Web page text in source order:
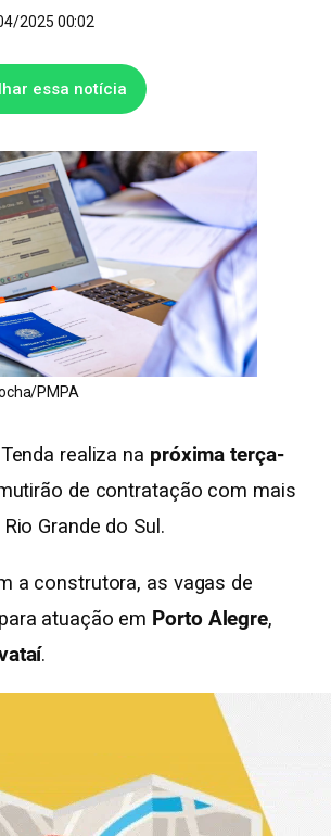
2025 00:02
essa notícia
PMPA
realiza na próxima terça-
de contratação com mais
Grande do Sul.
a construtora, as vagas de
atuação em Porto Alegre,
.